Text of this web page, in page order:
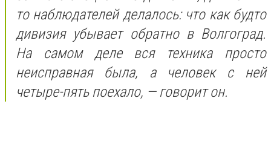
то наблюдателей делалось: что как будто
дивизия убывает обратно в Волгоград.
На самом деле вся техника просто
неисправная была, а человек с ней
четыре-пять поехало, — говорит он.